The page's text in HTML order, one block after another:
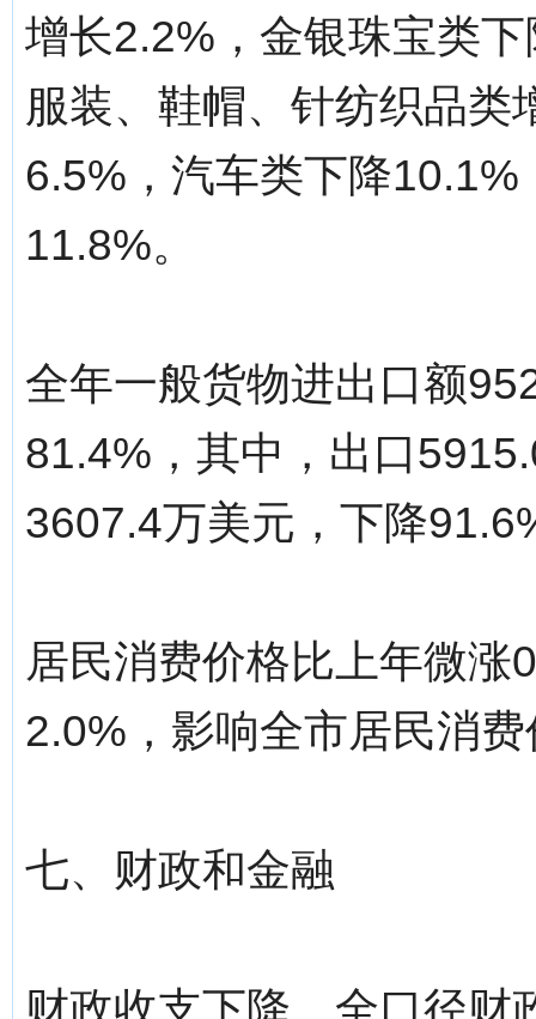
增长2.2%，金银珠宝类
服装、鞋帽、针纺织品类
6.5%，汽车类下降
11.8%。
全年一般货物进出口额
81.4%，其中，出口
3607.4万美元，下降
居民消费价格比上年微
2.0%，影响全市居民消
七、财政和金融
财政收支下降。全口径财